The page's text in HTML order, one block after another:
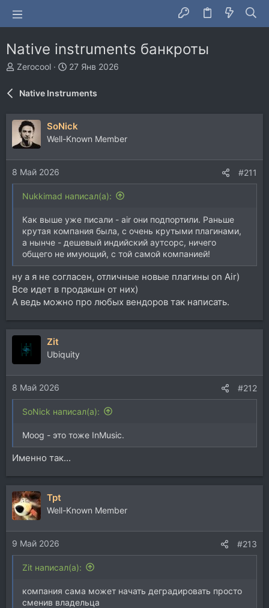
Native instruments банкроты
А
т
р
т
е
м
Zerocool
Д
н
а
ч
27 Янв 2026
Native Instruments
SoNick
Well-Known Member
8 Май 2026 #211
Nukkimad написал(а):
Как выше уже писали - air они подпортили. Раньше
крутая компания была, с очень крутыми плагинами,
а нынче - дешевый индийский аутсорс, ничего
общего не имующий, с той самой компанией!
ну а я не согласен, отличные новые плагины on Air)
Все идет в продакшн от них)
А ведь можно про любых вендоров так написать.
Zit
Ubiquity
8 Май 2026 #212
SoNick написал(а):
Moog - это тоже InMusic.
Именно так...
Tpt
Well-Known Member
9 Май 2026 #213
Zit написал(а):
компания сама может начать деградировать просто
сменив владельца